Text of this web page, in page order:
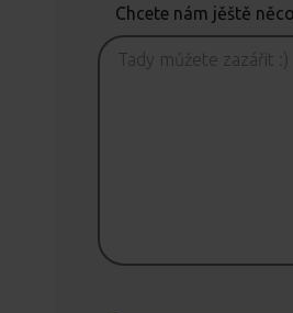
Chcete nám jěště